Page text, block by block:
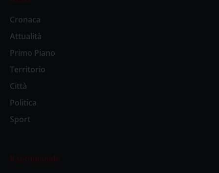
Cronaca
Attualità
Primo Piano
Territorio
Città
Politica
Sport
Il settimanale